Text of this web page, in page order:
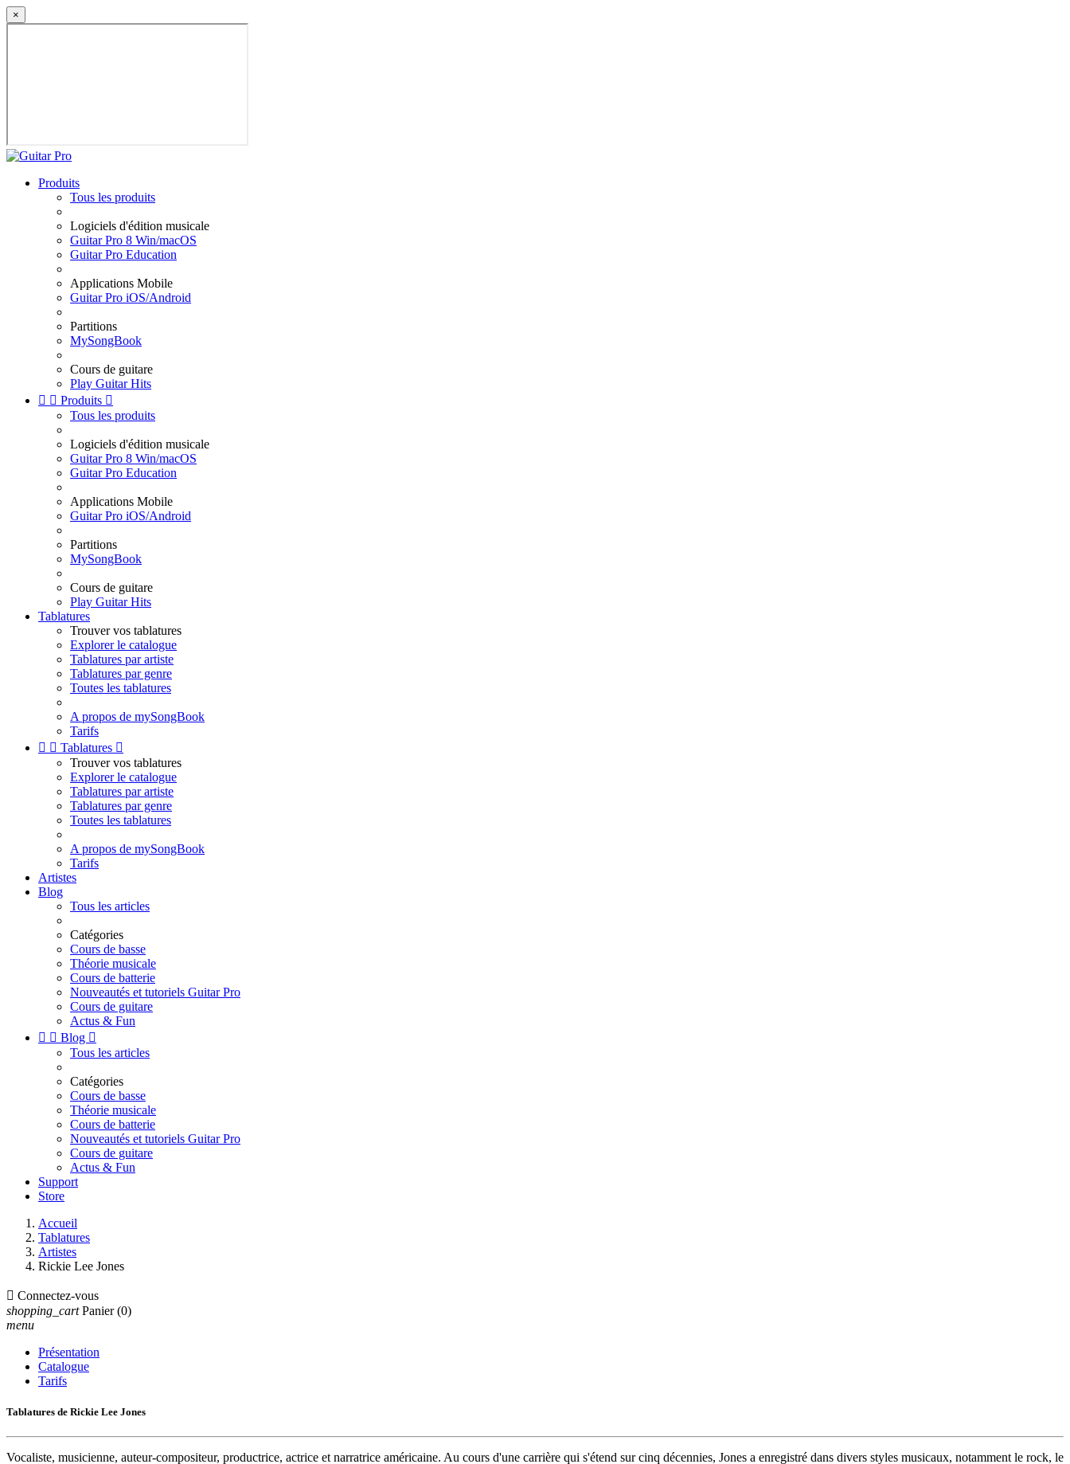
×
Produits
Tous les produits
Logiciels d'édition musicale
Guitar Pro 8 Win/macOS
Guitar Pro Education
Applications Mobile
Guitar Pro iOS/Android
Partitions
MySongBook
Cours de guitare
Play Guitar Hits
  Produits 
Tous les produits
Logiciels d'édition musicale
Guitar Pro 8 Win/macOS
Guitar Pro Education
Applications Mobile
Guitar Pro iOS/Android
Partitions
MySongBook
Cours de guitare
Play Guitar Hits
Tablatures
Trouver vos tablatures
Explorer le catalogue
Tablatures par artiste
Tablatures par genre
Toutes les tablatures
A propos de mySongBook
Tarifs
  Tablatures 
Trouver vos tablatures
Explorer le catalogue
Tablatures par artiste
Tablatures par genre
Toutes les tablatures
A propos de mySongBook
Tarifs
Artistes
Blog
Tous les articles
Catégories
Cours de basse
Théorie musicale
Cours de batterie
Nouveautés et tutoriels Guitar Pro
Cours de guitare
Actus & Fun
  Blog 
Tous les articles
Catégories
Cours de basse
Théorie musicale
Cours de batterie
Nouveautés et tutoriels Guitar Pro
Cours de guitare
Actus & Fun
Support
Store
Accueil
Tablatures
Artistes
Rickie Lee Jones
 Connectez-vous
shopping_cart Panier (0)
menu
Présentation
Catalogue
Tarifs
Tablatures de Rickie Lee Jones
Vocaliste, musicienne, auteur-compositeur, productrice, actrice et narratrice américaine. Au cours d'une carrière qui s'étend sur cinq décennies, Jones a enregistré dans divers styles musicaux, notamment le rock, le